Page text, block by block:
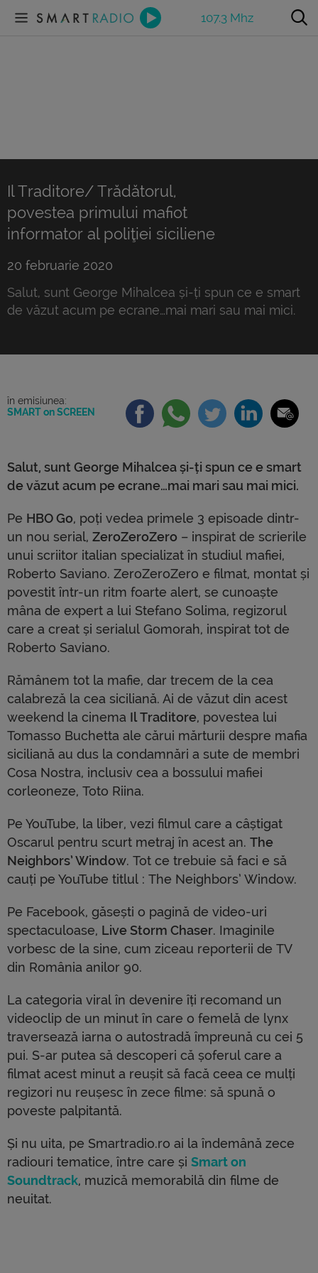
107.3 Mhz
Il Traditore/ Trădătorul,
povestea primului mafiot
informator al poliţiei siciliene
20 februarie 2020
Salut, sunt George Mihalcea și-ți spun ce e smart
de văzut acum pe ecrane…mai mari sau mai mici.
povestit într-un ritm foarte alert, se cunoaște […]
în emisiunea:
SMART on SCREEN
Salut, sunt George Mihalcea și-ți spun ce e smart
de văzut acum pe ecrane…mai mari sau mai mici.
Pe HBO Go, poți vedea primele 3 episoade dintr-
un nou serial, ZeroZeroZero – inspirat de scrierile
unui scriitor italian specializat în studiul mafiei,
Roberto Saviano. ZeroZeroZero e filmat, montat și
povestit într-un ritm foarte alert, se cunoaște
mâna de expert a lui Stefano Solima, regizorul
care a creat și serialul Gomorah, inspirat tot de
Roberto Saviano.
Rămânem tot la mafie, dar trecem de la cea
calabreză la cea siciliană. Ai de văzut din acest
weekend la cinema Il Traditore, povestea lui
Tomasso Buchetta ale cărui mărturii despre mafia
siciliană au dus la condamnări a sute de membri
Cosa Nostra, inclusiv cea a bossului mafiei
corleoneze, Toto Riina.
Pe YouTube, la liber, vezi filmul care a câștigat
Oscarul pentru scurt metraj în acest an. The
Neighbors’ Window. Tot ce trebuie să faci e să
cauți pe YouTube titlul : The Neighbors’ Window.
Pe Facebook, găsești o pagină de video-uri
spectaculoase, Live Storm Chaser. Imaginile
vorbesc de la sine, cum ziceau reporterii de TV
din România anilor 90.
La categoria viral în devenire îți recomand un
videoclip de un minut în care o femelă de lynx
traversează iarna o autostradă împreună cu cei 5
pui. S-ar putea să descoperi că șoferul care a
filmat acest minut a reușit să facă ceea ce mulți
regizori nu reușesc în zece filme: să spună o
poveste palpitantă.
Și nu uita, pe Smartradio.ro ai la îndemână zece
radiouri tematice, între care și Smart on
Soundtrack, muzică memorabilă din filme de
neuitat.